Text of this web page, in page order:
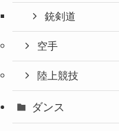
銃剣道
空手
陸上競技
ダンス